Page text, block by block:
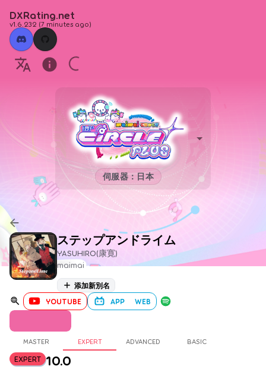
DXRating.net
v1.6.232 (7 minutes ago)
伺服器：日本
ステップアンドライム
YASUHIRO(康寛)
maimai
添加新別名
YOUTUBE APP WEB
MASTER EXPERT ADVANCED BASIC
EXPERT 10.0